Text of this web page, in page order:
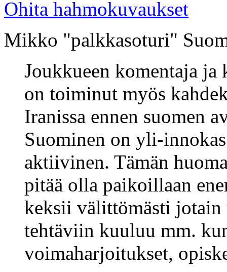
Ohita hahmokuvaukset
Mikko "palkkasoturi"
Joukkueen komentaja
on toiminut myös
Iranissa ennen suomen
Suominen on yli-
aktiivinen. Tämän
pitää olla paikoillaan
keksii välittömästi
tehtäviin kuuluu mm.
voimaharjoitukset,